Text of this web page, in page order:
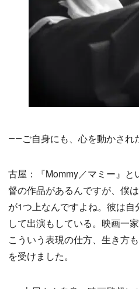
――ご自身にも、心を動かされ
古屋：『Mommy／マミー』
督の作品があるんですが、僕
が1つ上なんですよね。彼は
して出演もしている。映画一
こういう表現の仕方、生き方
を受けました。